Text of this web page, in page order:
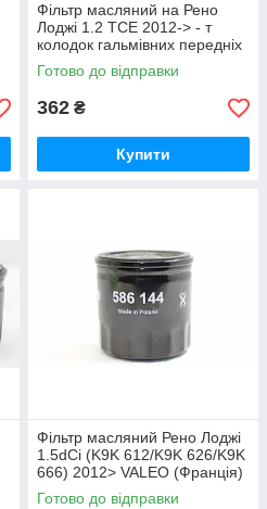
Фільтр масляний на Рено
Лоджі 1.2 TCE 2012-> - т
колодок гальмівних передніх
(Німеччина) -16143220012
Готово до відправки
362 ₴
Купити
Фільтр масляний Рено Лоджі
1.5dCi (K9K 612/K9K 626/K9K
666) 2012> VALEO (Франція)
586144
Готово до відправки